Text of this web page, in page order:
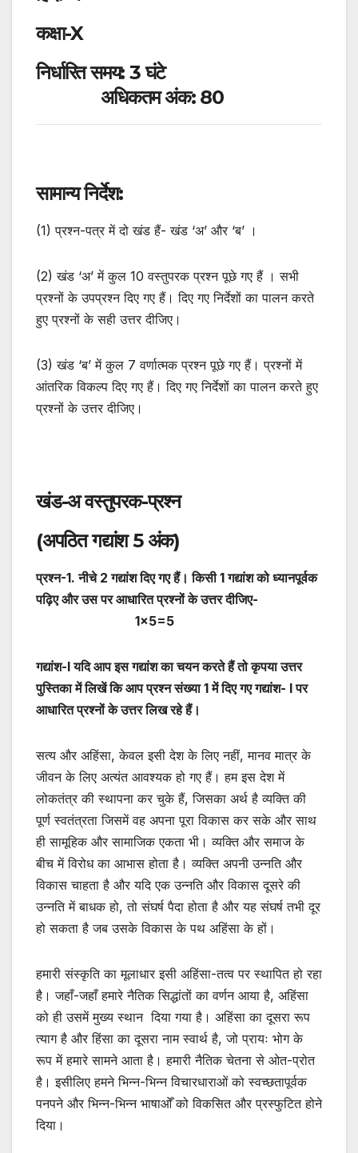
कक्षा-X
निर्धारित समय: 3 घंटे
अधिकतम अंक: 80
सामान्य निर्देश:
(1) प्रश्न-पत्र में दो खंड हैं- खंड ‘अ’ और ‘ब’ ।
(2) खंड ‘अ’ में कुल 10 वस्तुपरक प्रश्न पूछे गए हैं । सभी
प्रश्नों के उपप्रश्न दिए गए हैं। दिए गए निर्देशों का पालन करते
हुए प्रश्नों के सही उत्तर दीजिए।
(3) खंड ‘ब’ में कुल 7 वर्णात्मक प्रश्न पूछे गए हैं। प्रश्नों में
आंतरिक विकल्प दिए गए हैं। दिए गए निर्देशों का पालन करते हुए
प्रश्नों के उत्तर दीजिए।
खंड-अ वस्तुपरक-प्रश्न
(अपठित गद्यांश 5 अंक)
प्रश्न-1. नीचे 2 गद्यांश दिए गए हैं। किसी 1 गद्यांश को ध्यानपूर्वक
पढ़िए और उस पर आधारित प्रश्नों के उत्तर दीजिए-
1×5=5
गद्यांश-Iयदि आप इस गद्यांश का चयन करते हैं तो कृपया उत्तर
पुस्तिका में लिखें कि आप प्रश्न संख्या 1 में दिए गए गद्यांश- Iपर
आधारित प्रश्नों के उत्तर लिख रहे हैं।
सत्य और अहिंसा, केवल इसी देश के लिए नहीं, मानव मात्र के
जीवन के लिए अत्यंत आवश्यक हो गए हैं। हम इस देश में
लोकतंत्र की स्थापना कर चुके हैं, जिसका अर्थ है व्यक्ति की
पूर्ण स्वतंत्रता जिसमें वह अपना पूरा विकास कर सके और साथ
ही सामूहिक और सामाजिक एकता भी। व्यक्ति और समाज के
बीच में विरोध का आभास होता है। व्यक्ति अपनी उन्नति और
विकास चाहता है और यदि एक उन्नति और विकास दूसरे की
उन्नति में बाधक हो, तो संघर्ष पैदा होता है और यह संघर्ष तभी दूर
हो सकता है जब उसके विकास के पथ अहिंसा के हों।
हमारी संस्कृति का मूलाधार इसी अहिंसा-तत्व पर स्थापित हो रहा
है। जहाँ-जहाँ हमारे नैतिक सिद्धांतों का वर्णन आया है, अहिंसा
को ही उसमें मुख्य स्थान दिया गया है। अहिंसा का दूसरा रूप
त्याग है और हिंसा का दूसरा नाम स्वार्थ है, जो प्रायः भोग के
रूप में हमारे सामने आता है। हमारी नैतिक चेतना से ओत-प्रोत
है। इसीलिए हमने भिन्न-भिन्न विचारधाराओं को स्वच्छतापूर्वक
पनपने और भिन्न-भिन्न भाषाओँ को विकसित और प्रस्फुटित होने
दिया।